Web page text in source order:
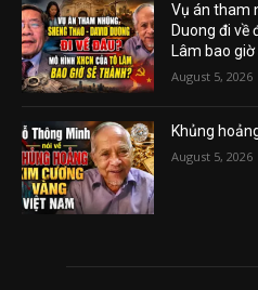
Vụ án tham
Duong đi về
Lâm bao
August 5, 2026
Khủng
August 5, 2026